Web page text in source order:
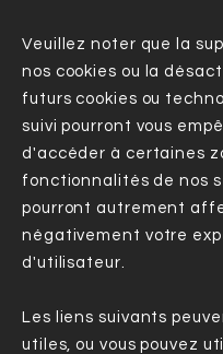
Veuillez noter que la
nos cookies ou la
futurs cookies ou
suivi pourront vous
d'accéder à certaines
fonctionnalités de nos
pourront autrement
négativement votre
d'utilisateur.
Les liens suivants
utiles, ou vous pouvez